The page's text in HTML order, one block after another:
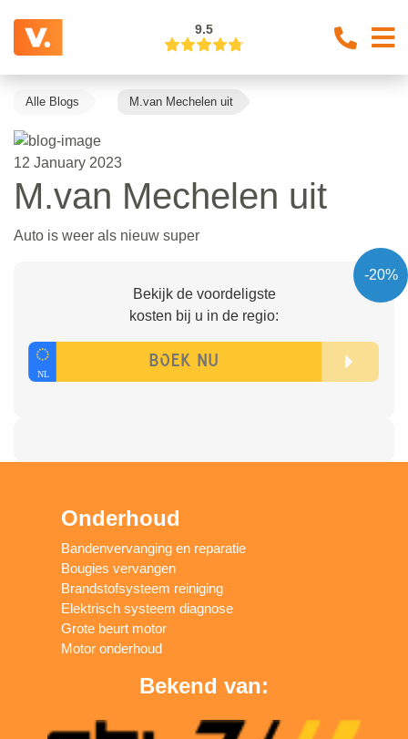
9.5
Alle Blogs M.van Mechelen uit
12 January 2023
M.van Mechelen uit
Auto is weer als nieuw super
-20%
Bekijk de voordeligste
kosten bij u in de regio:
Onderhoud
Bandenvervanging en reparatie
Bougies vervangen
Brandstofsysteem reiniging
Elektrisch systeem diagnose
Grote beurt motor
Motor onderhoud
Bekend van: